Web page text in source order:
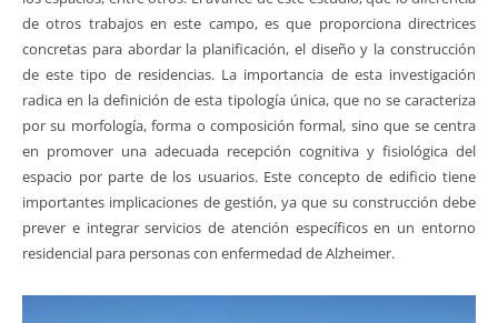
de otros trabajos en este campo, es que proporciona directrices
concretas para abordar la planificación, el diseño y la construcción
de este tipo de residencias. La importancia de esta investigación
radica en la definición de esta tipología única, que no se caracteriza
por su morfología, forma o composición formal, sino que se centra
en promover una adecuada recepción cognitiva y fisiológica del
espacio por parte de los usuarios. Este concepto de edificio tiene
importantes implicaciones de gestión, ya que su construcción debe
prever e integrar servicios de atención específicos en un entorno
residencial para personas con enfermedad de Alzheimer.